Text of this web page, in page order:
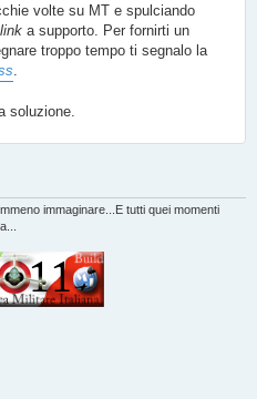
volte su MT e spulciando
link a supporto. Per fornirti un
troppo tempo ti segnalo la
soluzione.
immaginare...E tutti quei momenti